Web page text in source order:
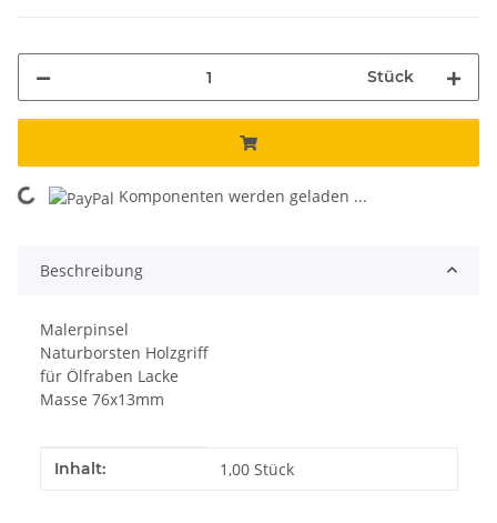
Stück
Loading... Komponenten werden geladen ...
Beschreibung
Malerpinsel
Naturborsten Holzgriff
für Ölfraben Lacke
Masse 76x13mm
Produkteigenschaft
Wert
Inhalt: 1,00 Stück